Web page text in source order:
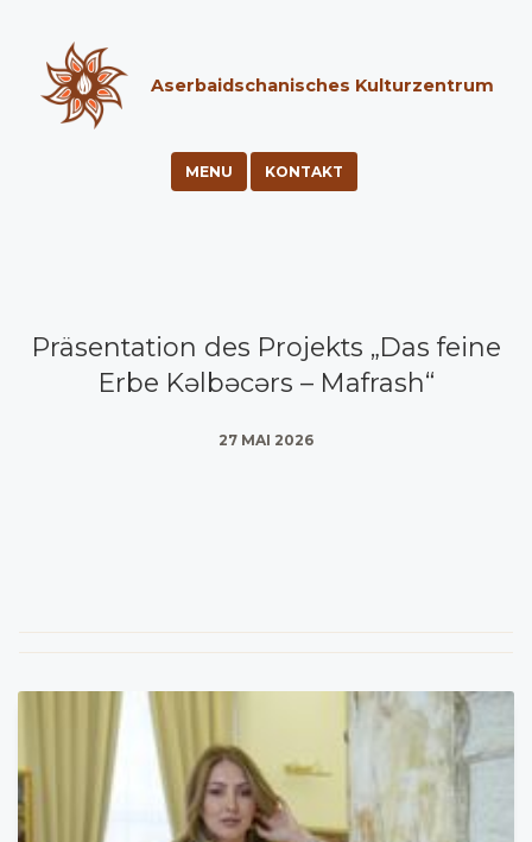
Aserbaidschanisches Kulturzentrum
MENU KONTAKT
Präsentation des Projekts „Das feine
Erbe Kəlbəcərs – Mafrash“
27 MAI 2026